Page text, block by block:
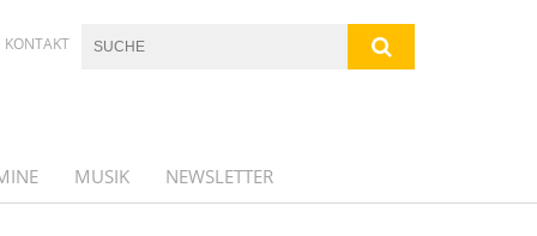
KONTAKT
MUSIK NEWSLETTER